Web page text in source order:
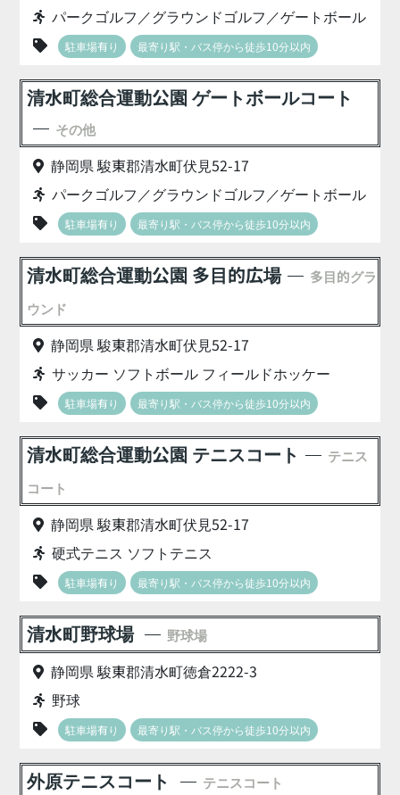
パークゴルフ／グラウンドゴルフ／ゲートボール
駐車場有り 最寄り駅・バス停から徒歩10分以内
清水町総合運動公園 ゲートボールコート
その他
静岡県 駿東郡清水町伏見52-17
パークゴルフ／グラウンドゴルフ／ゲートボール
駐車場有り 最寄り駅・バス停から徒歩10分以内
清水町総合運動公園 多目的広場
多目的グラ
ウンド
静岡県 駿東郡清水町伏見52-17
サッカー ソフトボール フィールドホッケー
駐車場有り 最寄り駅・バス停から徒歩10分以内
清水町総合運動公園 テニスコート
テニス
コート
静岡県 駿東郡清水町伏見52-17
硬式テニス ソフトテニス
駐車場有り 最寄り駅・バス停から徒歩10分以内
清水町野球場 野球場
静岡県 駿東郡清水町徳倉2222-3
野球
駐車場有り 最寄り駅・バス停から徒歩10分以内
外原テニスコート テニスコート